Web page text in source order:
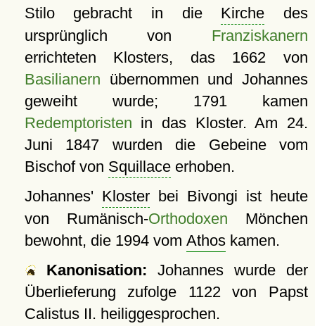
Stilo gebracht in die Kirche des
ursprünglich von Franziskanern
errichteten Klosters, das 1662 von
Basilianern übernommen und Johannes
geweiht wurde; 1791 kamen
Redemptoristen in das Kloster. Am 24.
Juni 1847 wurden die Gebeine vom
Bischof von Squillaceerhoben.
Johannes' Klosterbei Bivongi ist heute
von Rumänisch-Orthodoxen Mönchen
bewohnt, die 1994 vom Athoskamen.
Kanonisation: Johannes wurde der
Überlieferung zufolge 1122von Papst
Calistus II. heiliggesprochen.